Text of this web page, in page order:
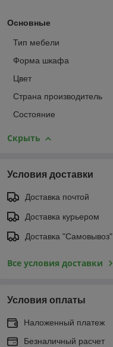
Основные
Тип мебели
Форма шкафа
Цвет
Страна производитель
Состояние
Скрыть
Условия доставки
Доставка почтой
Доставка курьером
Доставка "Самовывоз"
Все условия доставки
Условия оплаты
Наложенный платеж
Безналичный расчет